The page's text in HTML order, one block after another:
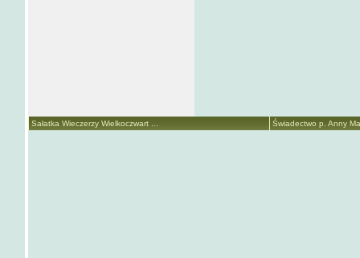
Sałatka Wieczerzy Wielkoczwart ... Świadectwo p. Anny